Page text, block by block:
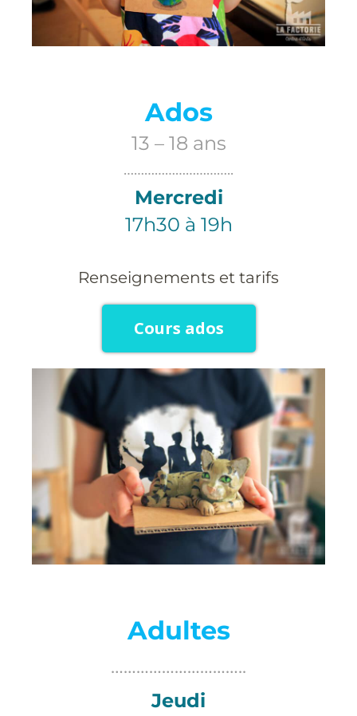
Ados
13 – 18 ans
…………………………..
Mercredi
17h30 à 19h
Renseignements et tarifs
Cours ados
Adultes
…………………………..
Jeudi